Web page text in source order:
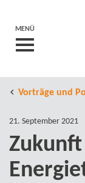
MENÜ
Vorträge und
21. September 2021